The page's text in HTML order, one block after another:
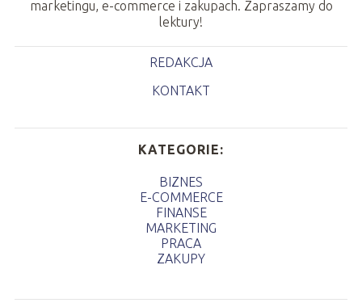
marketingu, e-commerce i zakupach. Zapraszamy do
lektury!
REDAKCJA
KONTAKT
KATEGORIE:
BIZNES
E-COMMERCE
FINANSE
MARKETING
PRACA
ZAKUPY